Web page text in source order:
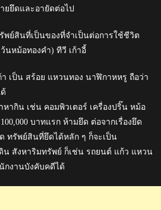
ยยึดและอายัดต่อไป
พย์สินที่เป็นของที่จำเป็นต่อการใช้ชีวิต
นหม้อทองคำ) ทีวี เก้าอี้
เป็น สร้อย แหวนทอง นาฬิกาหหรู ถือว่า
ากิน เช่น คอมพิวเตอร์ เครื่องปริ๊น หม้อ
บาทแรก ห้ามยึด ต่อจากเรื่องยึด
ทรัพย์สินที่ยึดได้หลัก ๆ ก็จะเป็น
น สังหาริมทรัพย์ ก็เช่น รถยนต์ แก้ว แหวน
กงานบังคับคดีได้